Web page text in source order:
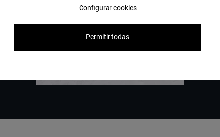
Configurar cookies
Permitir todas